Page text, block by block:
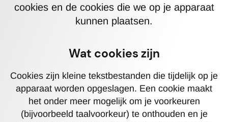
cookies en de cookies die we op je apparaat
kunnen plaatsen.
Wat cookies zijn
Cookies zijn kleine tekstbestanden die tijdelijk op je
apparaat worden opgeslagen. Een cookie maakt
het onder meer mogelijk om je voorkeuren
(bijvoorbeeld taalvoorkeur) te onthouden en je